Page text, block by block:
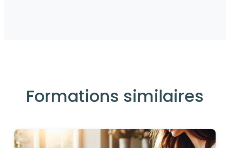
Formations similaires